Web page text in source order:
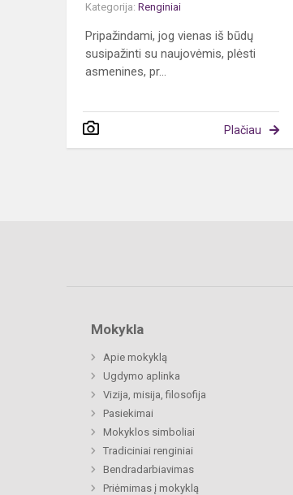
Kategorija: Renginiai
Pripažindami, jog vienas iš būdų
susipažinti su naujovėmis, plėsti
asmenines, pr...
Plačiau
Mokykla
Apie mokyklą
Ugdymo aplinka
Vizija, misija, filosofija
Pasiekimai
Mokyklos simboliai
Tradiciniai renginiai
Bendradarbiavimas
Priėmimas į mokyklą